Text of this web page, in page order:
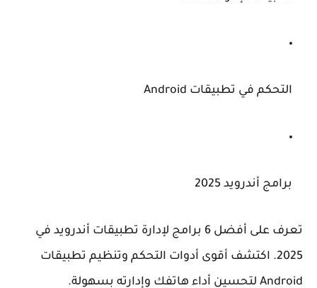
التحكم في تطبيقات Android
برامج أندرويد 2025
تعرف على أفضل 6 برامج لإدارة تطبيقات أندرويد في
2025. اكتشف أقوى أدوات التحكم وتنظيم تطبيقات
Android لتحسين أداء هاتفك وإدارته بسهولة.